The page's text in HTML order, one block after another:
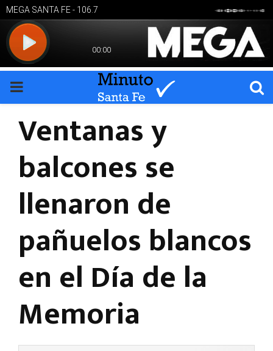
PRIMARY
MENU
Ventanas y
balcones se
llenaron de
pañuelos blancos
en el Día de la
Memoria